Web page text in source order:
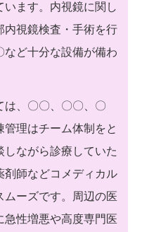
います。内視鏡に関し
内視鏡検査・手術を行
など十分な設備が備わ
は、〇〇、〇〇、〇
理はチーム体制をと
しながら診療していた
剤師などコメディカル
ムーズです。周辺の医
急性増悪や高度専門医